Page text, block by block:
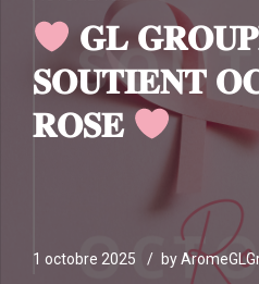
𝐆𝐋
𝐒𝐎𝐔𝐓𝐈𝐄𝐍𝐓
𝐑𝐎𝐒𝐄
1 octobre 2025 by